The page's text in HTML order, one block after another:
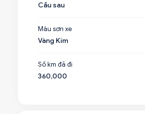
Cầu sau
Màu sơn xe
Vàng Kim
Số km đã đi
360,000